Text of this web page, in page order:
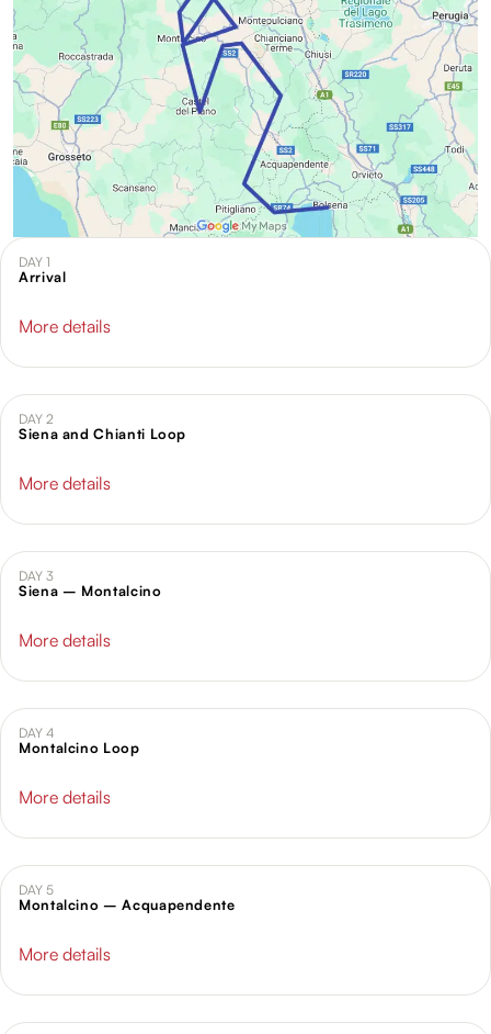
dalla Dichiarazione sui cookie.
Utilizziamo i cookie per personalizzare contenuti ed
annunci, per fornire funzionalità dei social media e per
analizzare il nostro traffico. Condividiamo inoltre
informazioni sul modo in cui utilizzi il nostro sito con i
nostri partner che si occupano di analisi dei dati web,
pubblicità e social media, i quali potrebbero combinarle
con altre informazioni che hai fornito loro o che hanno
DAY 1
Arrival
More details
DAY 2
Siena and Chianti Loop
More details
DAY 3
Siena – Montalcino
More details
DAY 4
Montalcino Loop
More details
DAY 5
Montalcino – Acquapendente
More details